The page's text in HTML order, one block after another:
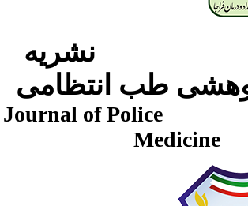
طب انتظامی
Journal of Police
Medicine